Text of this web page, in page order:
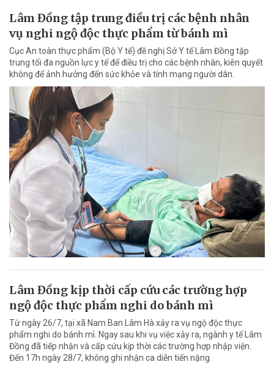
Lâm Đồng tập trung điều trị các bệnh nhân
vụ nghi ngộ độc thực phẩm từ bánh mì
Cục An toàn thực phẩm (Bộ Y tế) đề nghị Sở Y tế Lâm Đồng tập
trung tối đa nguồn lực y tế để điều trị cho các bệnh nhân, kiên quyết
không để ảnh hưởng đến sức khỏe và tính mạng người dân.
Lâm Đồng kịp thời cấp cứu các trường hợp
ngộ độc thực phẩm nghi do bánh mì
Từ ngày 26/7, tại xã Nam Ban Lâm Hà xảy ra vụ ngộ độc thực
phẩm nghi do bánh mì. Ngay sau khi vụ việc xảy ra, ngành y tế Lâm
Đồng đã tiếp nhận và cấp cứu kịp thời các trường hợp nhập viện.
Đến 17h ngày 28/7, không ghi nhận ca diễn tiến nặng.